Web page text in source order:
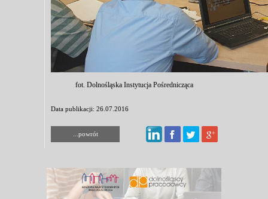
fot. Dolnośląska Instytucja Pośrednicząca
Data publikacji: 26.07.2016
...powrót